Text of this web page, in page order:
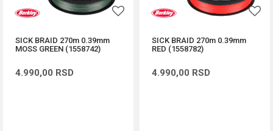
SICK BRAID 270m 0.39mm
MOSS GREEN (1558742)
4.990,00 RSD
SICK BRAID 270m 0.39mm
RED (1558782)
4.990,00 RSD